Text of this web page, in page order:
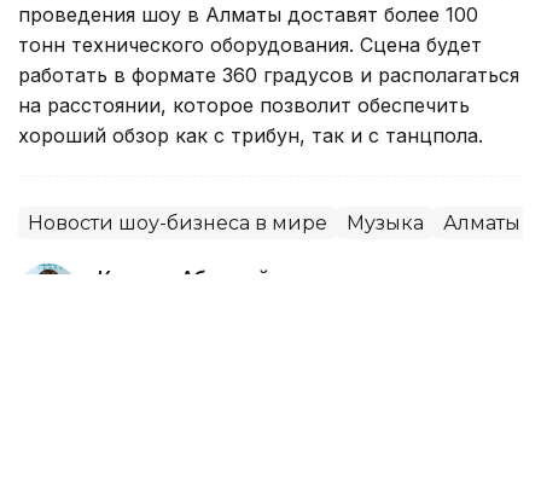
проведения шоу в Алматы доставят более 100
тонн технического оборудования. Сцена будет
работать в формате 360 градусов и располагаться
на расстоянии, которое позволит обеспечить
хороший обзор как с трибун, так и с танцпола.
Новости шоу-бизнеса в мире Музыка Алматы
Камшат Абдирайым